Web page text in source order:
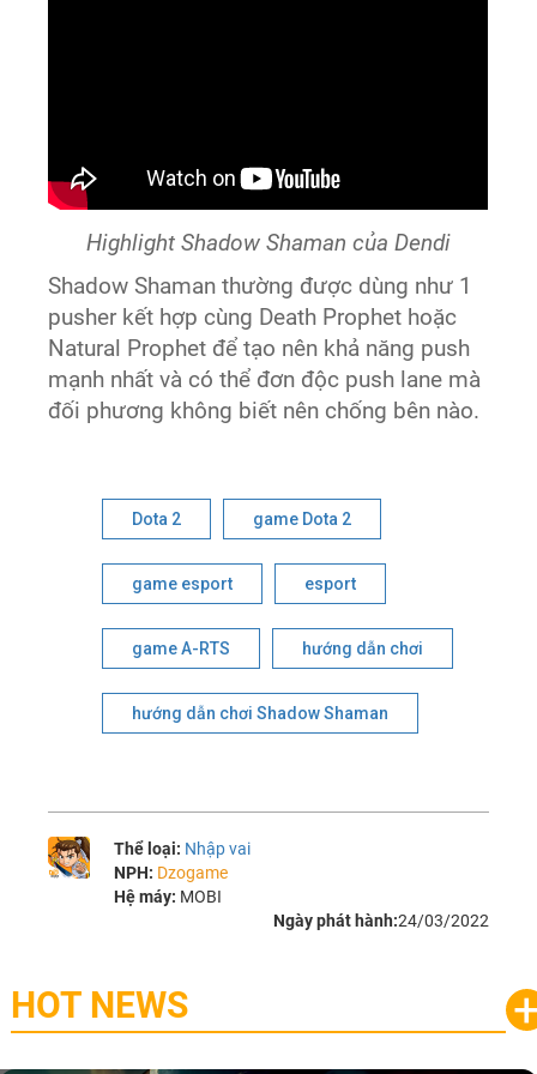
Highlight Shadow Shaman của Dendi
Shadow Shaman thường được dùng như 1
pusher kết hợp cùng Death Prophet hoặc
Natural Prophet để tạo nên khả năng push
mạnh nhất và có thể đơn độc push lane mà
đối phương không biết nên chống bên nào.
Dota 2 game Dota 2
game esport esport
game A-RTS hướng dẫn chơi
hướng dẫn chơi Shadow Shaman
Thể loại: Nhập vai
NPH: Dzogame
Hệ máy: MOBI
Ngày phát hành:24/03/2022
HOT NEWS